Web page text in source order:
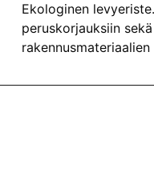
Ekologinen
peruskorjauksiin